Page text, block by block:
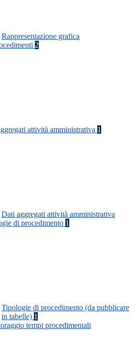
Rappresentazione grafica
2
attività amministrativa 1
Dati aggregati attività amministrativa
di procedimento 1
Tipologie di procedimento (da pubblicare
in tabelle) 1
tempi procedimentali